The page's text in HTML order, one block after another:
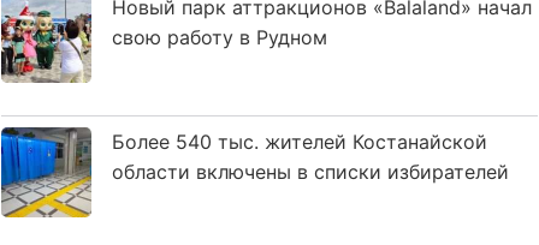
Новый парк аттракционов «Balaland» начал
свою работу в Рудном
Более 540 тыс. жителей Костанайской
области включены в списки избирателей